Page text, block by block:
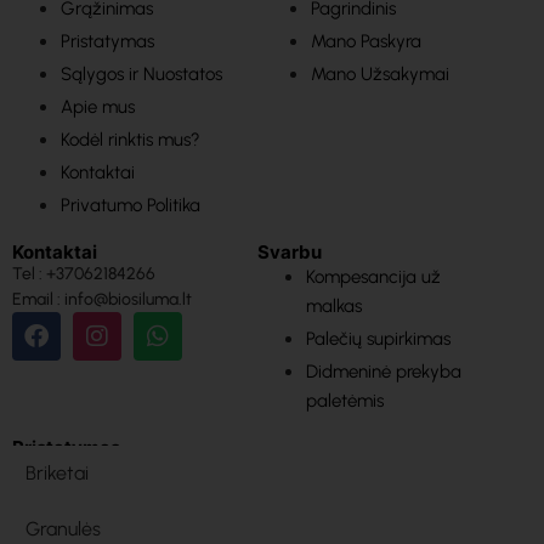
Grąžinimas
Pristatymas
Sąlygos ir Nuostatos
Apie mus
Kodėl rinktis mus?
Kontaktai
Privatumo Politika
Pagrindinis
Mano Paskyra
Mano Užsakymai
Kontaktai
Tel : +37062184266
Email : info@biosiluma.lt
Svarbu
Kompesancija už
malkas
Palečių supirkimas
Didmeninė prekyba
paletėmis
Pristatymas
Briketai
Granulės